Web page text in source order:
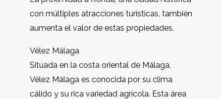
con múltiples atracciones turísticas, también
aumenta el valor de estas propiedades.
Vélez Málaga
Situada en la costa oriental de Málaga,
Vélez Málaga es conocida por su clima
cálido y su rica variedad agrícola. Esta área